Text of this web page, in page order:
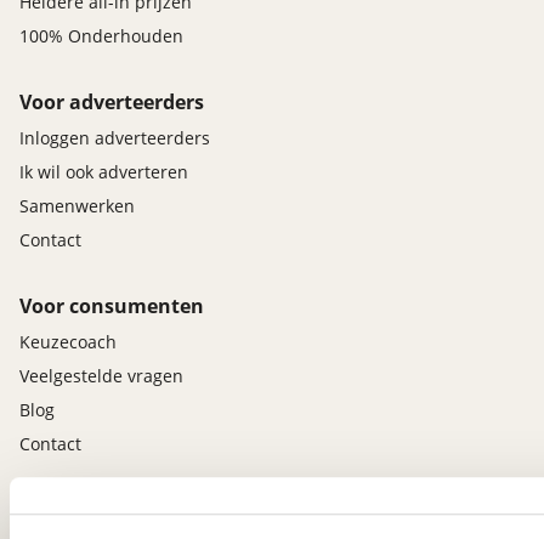
100% Onderhouden
Voor adverteerders
Inloggen adverteerders
Ik wil ook adverteren
Samenwerken
Contact
Voor consumenten
Keuzecoach
Veelgestelde vragen
Blog
Contact
viaBOVAG.nl app